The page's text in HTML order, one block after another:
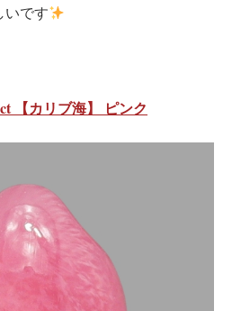
いです
【カリブ海】 ピンク